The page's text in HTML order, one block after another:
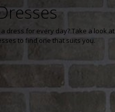
dress for every day? Take a look at
to find one that suits you.